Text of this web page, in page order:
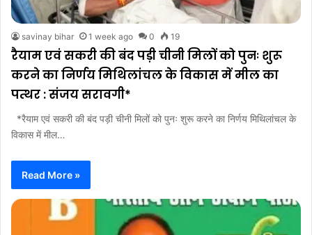
savinay bihar 1 week ago 0 19
रैयाम एवं सकरी की बंद पड़ी चीनी मिलों को पुनः शुरू
करने का निर्णय मिथिलांचल के विकास में मील का
पत्थर : संजय सरावगी*
*रैयाम एवं सकरी की बंद पड़ी चीनी मिलों को पुनः शुरू करने का निर्णय मिथिलांचल के
विकास में मील…
Read More »